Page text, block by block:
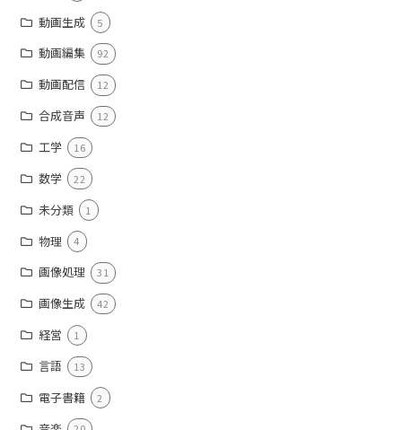
動画生成 5
動画編集 92
動画配信 12
合成音声 12
工学 16
数学 22
未分類 1
物理 4
画像処理 31
画像生成 42
経営 1
言語 13
電子書籍 2